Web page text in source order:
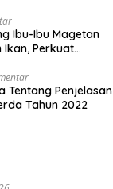
Ibu-Ibu Magetan
Ikan, Perkuat
Tentang Penjelasan
Tahun 2022